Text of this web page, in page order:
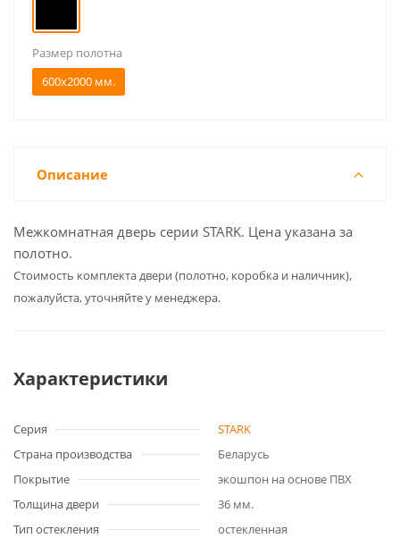
Размер полотна
600x2000 мм.
Описание
Межкомнатная дверь серии STARK. Цена указана за
полотно.
Cтоимость комплекта двери (полотно, коробка и наличник),
пожалуйста, уточняйте у менеджера.
Характеристики
Серия
STARK
Страна производства
Беларусь
Покрытие
экошпон на основе ПВХ
Толщина двери
36 мм.
Тип остекления
остекленная